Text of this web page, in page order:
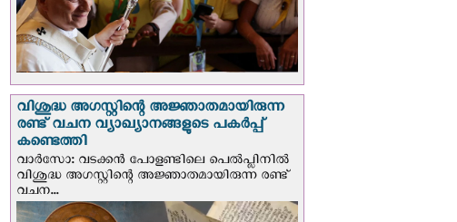
വിശുദ്ധ അഗസ്റ്റിന്റെ അജ്ഞാതമായിരുന്ന
രണ്ട് വചന വ്യാഖ്യാനങ്ങളുടെ പകര്‍പ്പ്
കണ്ടെത്തി
വാര്‍സോ: വടക്കൻ പോളണ്ടിലെ പെൽപ്ലിനില്‍
വിശുദ്ധ അഗസ്റ്റിന്റെ അജ്ഞാതമായിരുന്ന രണ്ട്
വചന...